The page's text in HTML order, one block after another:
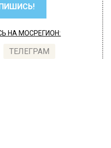
НА МОСРЕГИОН:
ТЕЛЕГРАМ